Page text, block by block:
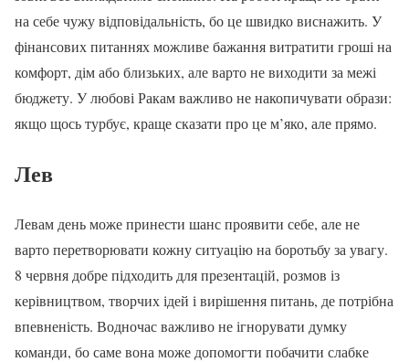
на себе чужу відповідальність, бо це швидко виснажить. У
фінансових питаннях можливе бажання витратити гроші на
комфорт, дім або близьких, але варто не виходити за межі
бюджету. У любові Ракам важливо не накопичувати образи:
якщо щось турбує, краще сказати про це м’яко, але прямо.
Лев
Левам день може принести шанс проявити себе, але не
варто перетворювати кожну ситуацію на боротьбу за увагу.
8 червня добре підходить для презентацій, розмов із
керівництвом, творчих ідей і вирішення питань, де потрібна
впевненість. Водночас важливо не ігнорувати думку
команди, бо саме вона може допомогти побачити слабке